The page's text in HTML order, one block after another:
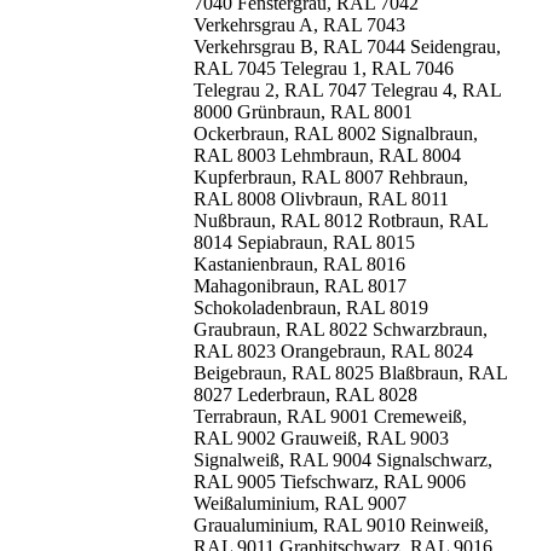
Verkehrsgrau A, RAL 7043
Verkehrsgrau B, RAL 7044 Seidengrau,
RAL 7045 Telegrau 1, RAL 7046
Telegrau 2, RAL 7047 Telegrau 4, RAL
8000 Grünbraun, RAL 8001
Ockerbraun, RAL 8002 Signalbraun,
RAL 8003 Lehmbraun, RAL 8004
Kupferbraun, RAL 8007 Rehbraun,
RAL 8008 Olivbraun, RAL 8011
Nußbraun, RAL 8012 Rotbraun, RAL
8014 Sepiabraun, RAL 8015
Kastanienbraun, RAL 8016
Mahagonibraun, RAL 8017
Schokoladenbraun, RAL 8019
Graubraun, RAL 8022 Schwarzbraun,
RAL 8023 Orangebraun, RAL 8024
Beigebraun, RAL 8025 Blaßbraun, RAL
8027 Lederbraun, RAL 8028
Terrabraun, RAL 9001 Cremeweiß,
RAL 9002 Grauweiß, RAL 9003
Signalweiß, RAL 9004 Signalschwarz,
RAL 9005 Tiefschwarz, RAL 9006
Weißaluminium, RAL 9007
Graualuminium, RAL 9010 Reinweiß,